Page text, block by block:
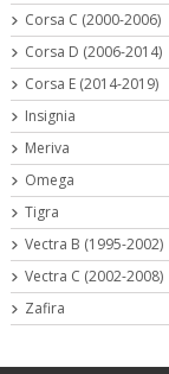
Corsa C (2000-2006)
Corsa D (2006-2014)
Corsa E (2014-2019)
Insignia
Meriva
Omega
Tigra
Vectra B (1995-2002)
Vectra C (2002-2008)
Zafira